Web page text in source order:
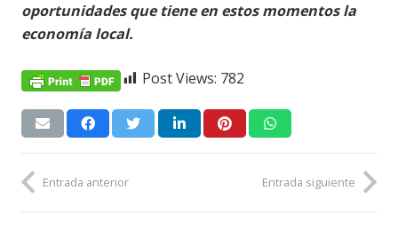
oportunidades que tiene en estos momentos la
economía local.
Post Views: 782
Entrada anterior Entrada siguiente